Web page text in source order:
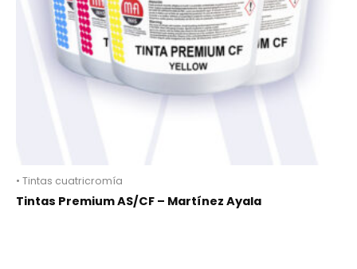
• Tintas cuatricromía
Tintas Premium AS/CF – Martínez Ayala